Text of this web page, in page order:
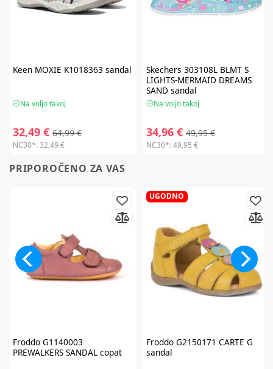
KeenMOXIE K1018363 sandal
Na voljo takoj
32,49 € 64,99 €
NC30*:32,49 €
Skechers 303108L BLMT S
LIGHTS-MERMAID DREAMS
SAND sandal
Na voljo takoj
34,96 € 49,95 €
NC30*:49,95 €
PRIPOROČENO ZA VAS
FroddoG1140003
PREWALKERS SANDAL copat
UGODNO
FroddoG2150171 CARTE G
sandal